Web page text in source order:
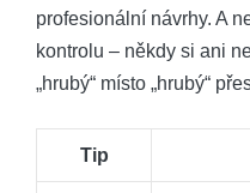
profesionální návrhy. A
kontrolu – někdy si ani
„hrubý“ místo „hrubý“
Tip